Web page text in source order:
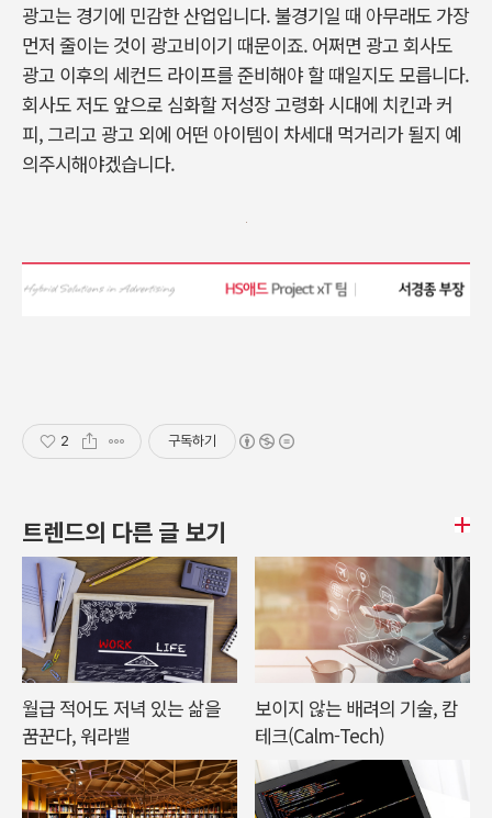
광고는 경기에 민감한 산업입니다. 불경기일 때 아무래도 가장
먼저 줄이는 것이 광고비이기 때문이죠. 어쩌면 광고 회사도
광고 이후의 세컨드 라이프를 준비해야 할 때일지도 모릅니다.
회사도 저도 앞으로 심화할 저성장 고령화 시대에 치킨과 커
피, 그리고 광고 외에 어떤 아이템이 차세대 먹거리가 될지 예
의주시해야겠습니다.
2 구독하기
트렌드의 다른 글 보기
월급 적어도 저녁 있는 삶을
꿈꾼다, 워라밸
보이지 않는 배려의 기술, 캄
테크(Calm-Tech)